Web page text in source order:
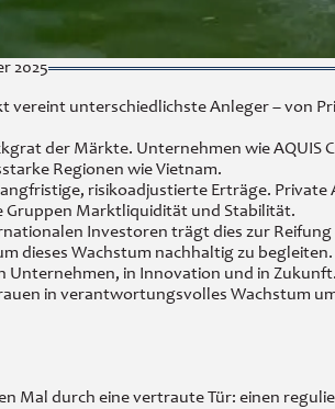
2025
unterschiedlichste Anleger – von
der Märkte. Unternehmen wie AQUIS
Regionen wie Vietnam.
risikoadjustierte Erträge. Private
Gruppen Marktliquidität und Stabilität.
Investoren trägt dies zur
dieses Wachstum nachhaltig zu begleiten.
Unternehmen, in Innovation und in Zukunft.
in verantwortungsvolles Wachstum
Mal durch eine vertraute Tür: einen